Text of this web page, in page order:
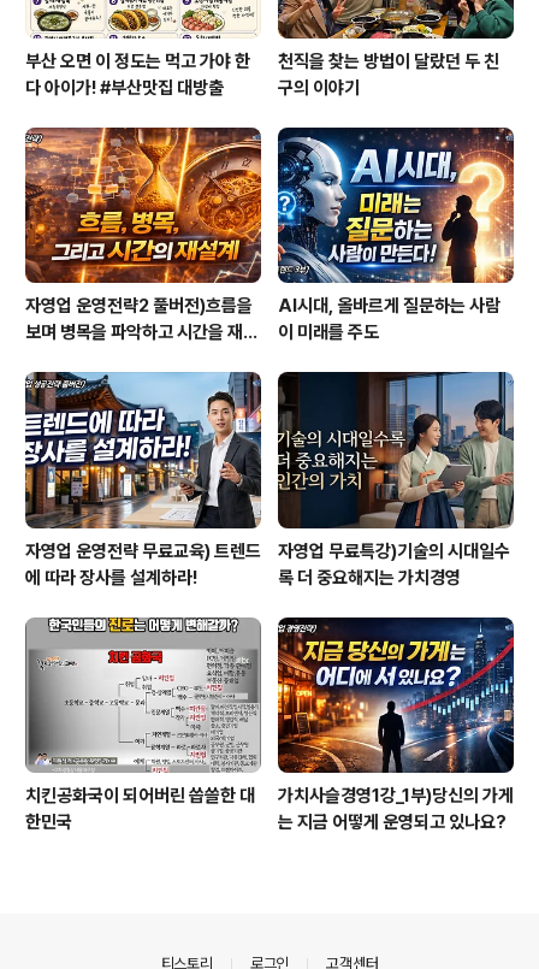
부산 오면 이 정도는 먹고 가야 한
다 아이가! #부산맛집 대방출
천직을 찾는 방법이 달랐던 두 친
구의 이야기
자영업 운영전략2 풀버전)흐름을
보며 병목을 파악하고 시간을 재설
AI시대, 올바르게 질문하는 사람
이 미래를 주도
자영업 운영전략 무료교육) 트렌드
에 따라 장사를 설계하라!
자영업 무료특강)기술의 시대일수
록 더 중요해지는 가치경영
치킨공화국이 되어버린 씁쓸한 대
한민국
가치사슬경영1강_1부)당신의 가게
는 지금 어떻게 운영되고 있나요?
티스토리 로그인 고객센터